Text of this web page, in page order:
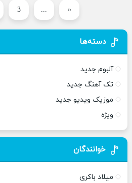
3 ... «
دسته‌ها
آلبوم جدید
تک آهنگ جدید
موزیک ویدیو جدید
ویژه
خوانندگان
میلاد باکری